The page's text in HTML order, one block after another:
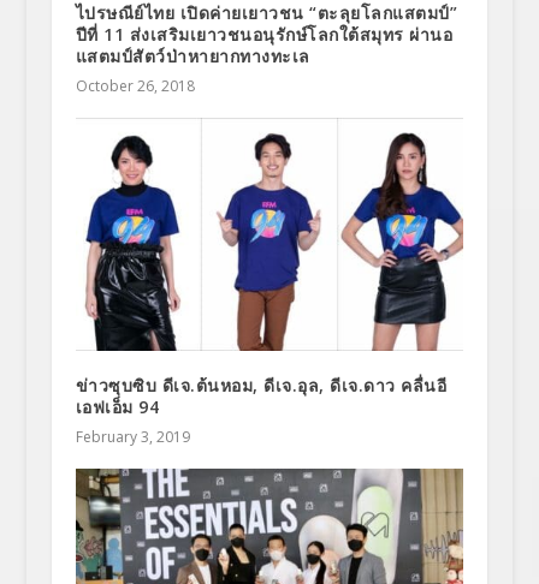
ไปรษณีย์ไทย เปิดค่ายเยาวชน “ตะลุยโลกแสตมป์”
ปีที่ 11 ส่งเสริมเยาวชนอนุรักษ์โลกใต้สมุทร ผ่านอ
แสตมป์สัตว์ป่าหายากทางทะเล
October 26, 2018
ข่าวซุบซิบ ดีเจ.ต้นหอม, ดีเจ.อุล, ดีเจ.ดาว คลื่นอี
เอฟเอ็ม 94
February 3, 2019